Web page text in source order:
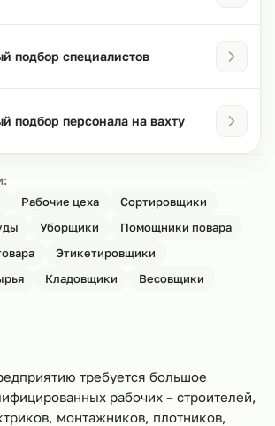
подбор специалистов
подбор персонала на вахту
Рабочие цеха
Сортировщики
Уборщики
Помощники повара
Этикетировщики
Кладовщики
Весовщики
требуется большое
рабочих – строителей,
монтажников, плотников,